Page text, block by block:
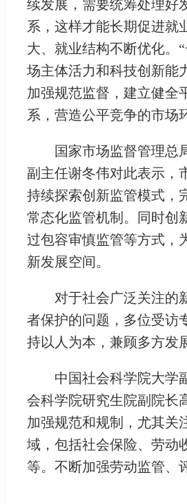
续发展，需要统筹处理好
系，这样才能长期促进就
大、就业结构不断优化。
场主体活力和科技创新能
加强规范监督，建立健全
系，营造公平竞争的市场
国家市场监督管理总
副主任谢冬伟对此表示，
持续探索创新监管模式，
常态化监管机制。同时创
过包容审慎监管等方式，
新发展空间。
对于社会广泛关注的
者保护的问题，多位受访
持以人为本，兼顾多方发
中国社会科学院大学
会科学院研究生院副院长
加强规范和规制，尤其关
域，包括社会保险、劳动
等。不断加强劳动监管、